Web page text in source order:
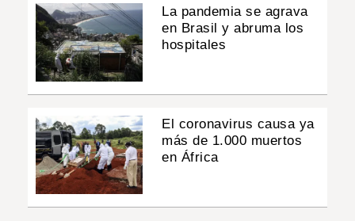
La pandemia se agrava
en Brasil y abruma los
hospitales
El coronavirus causa ya
más de 1.000 muertos
en África